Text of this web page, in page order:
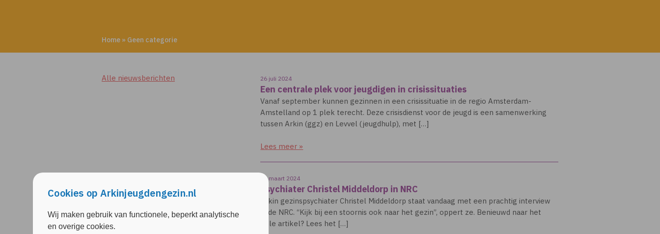
Home » Geen categorie
Alle nieuwsberichten 26 juli 2024
Een centrale plek voor jeugdigen in crisissituaties
Vanaf september kunnen gezinnen in een crisissituatie in de regio Amsterdam-
Amstelland op 1 plek terecht. Deze crisisdienst voor de jeugd is een samenwerking
tussen Arkin (ggz) en Levvel (jeugdhulp), met […]
Lees meer »
25 maart 2024
Psychiater Christel Middeldorp in NRC
Arkin gezinspsychiater Christel Middeldorp staat vandaag met een prachtig interview
in de NRC. “Kijk bij een stoornis ook naar het gezin”, oppert ze. Benieuwd naar het
hele artikel? Lees het […]
Cookies op Arkinjeugdengezin.nl
Wij maken gebruik van functionele, beperkt analytische
en overige cookies.